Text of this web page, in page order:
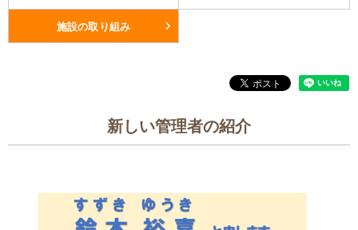
施設の取り組み
新しい管理者の紹介